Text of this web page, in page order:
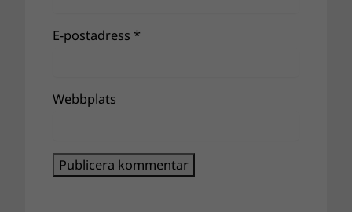
E-postadress *
Webbplats